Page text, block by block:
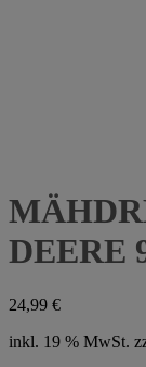
DEERE
24,99 €
inkl. 19 % MwSt.